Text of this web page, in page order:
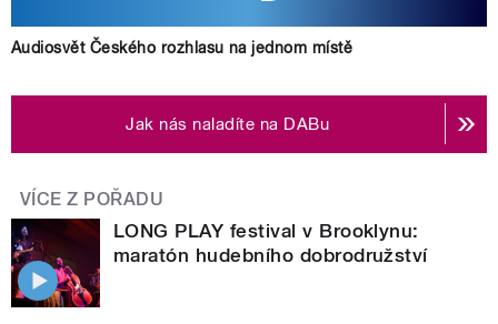
Audiosvět Českého rozhlasu na jednom místě
Jak nás naladíte na DABu
VÍCE Z POŘADU
LONG PLAY festival v Brooklynu:
maratón hudebního dobrodružství